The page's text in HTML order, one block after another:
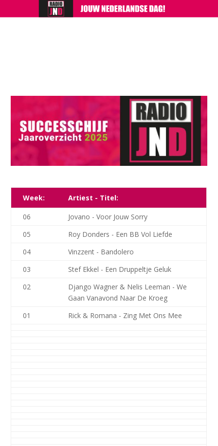
Week: Artiest - Titel:
06
Jovano - Voor Jouw Sorry
05
Roy Donders - Een BB Vol Liefde
04
Vinzzent - Bandolero
03
Stef Ekkel - Een Druppeltje Geluk
02
Django Wagner & Nelis Leeman - We
Gaan Vanavond Naar De Kroeg
01
Rick & Romana - Zing Met Ons Mee